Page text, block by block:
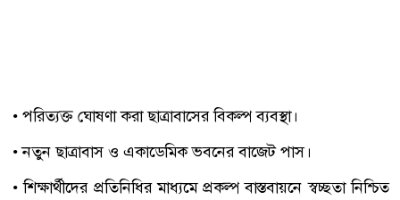
• পরিত্যক্ত ঘোষণা করা ছাত্রাবাসের বিকল্প ব্যবস্থা।
• নতুন ছাত্রাবাস ও একাডেমিক ভবনের বাজেট পাস।
• শিক্ষার্থীদের প্রতিনিধির মাধ্যমে প্রকল্প বাস্তবায়নে স্বচ্ছতা নিশ্চিত